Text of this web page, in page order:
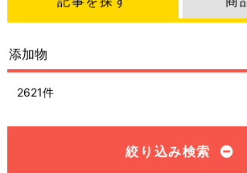
2621件
絞り込み検索